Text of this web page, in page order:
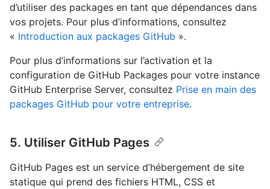
d’utiliser des packages en tant que dépendances dans
vos projets. Pour plus d’informations, consultez
« Introduction aux packages GitHub ».
Pour plus d’informations sur l’activation et la
configuration de GitHub Packages pour votre instance
GitHub Enterprise Server, consultez Prise en main des
packages GitHub pour votre entreprise.
5. Utiliser GitHub Pages
GitHub Pages est un service d’hébergement de site
statique qui prend des fichiers HTML, CSS et